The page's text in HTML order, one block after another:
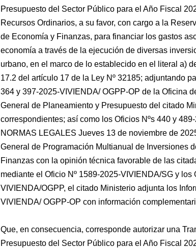
Presupuesto del Sector Público para el Año Fiscal
Recursos Ordinarios, a su favor, con cargo a la
de Economía y Finanzas, para financiar los gastos
economía a través de la ejecución de diversas
urbano, en el marco de lo establecido en el literal a)
17.2 del artículo 17 de la Ley Nº 32185; adjuntando
364 y 397-2025-VIVIENDA/ OGPP-OP de la Oficina
General de Planeamiento y Presupuesto del citado
correspondientes; así como los Oficios Nºs 440 y
NORMAS LEGALES Jueves 13 de noviembre de
General de Programación Multianual de Inversiones
Finanzas con la opinión técnica favorable de las
mediante el Oficio Nº 1589-2025-VIVIENDA/SG y los
VIVIENDA/OGPP, el citado Ministerio adjunta los
VIVIENDA/ OGPP-OP con información
Que, en consecuencia, corresponde autorizar una
Presupuesto del Sector Público para el Año Fiscal